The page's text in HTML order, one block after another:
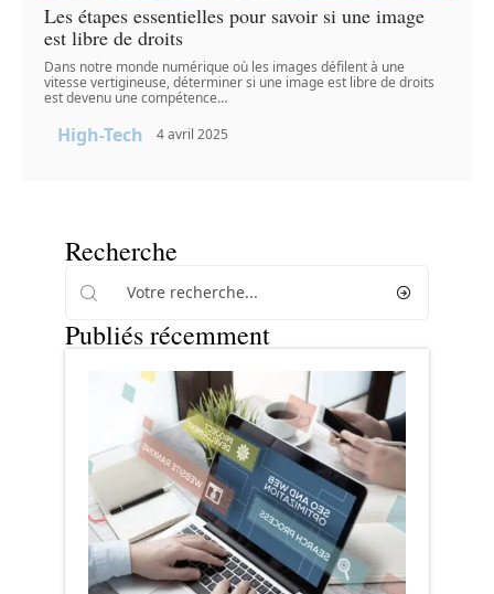
Les étapes essentielles pour savoir si une image
est libre de droits
Dans notre monde numérique où les images défilent à une
vitesse vertigineuse, déterminer si une image est libre de droits
est devenu une compétence…
High-Tech 4 avril 2025
Recherche
Publiés récemment